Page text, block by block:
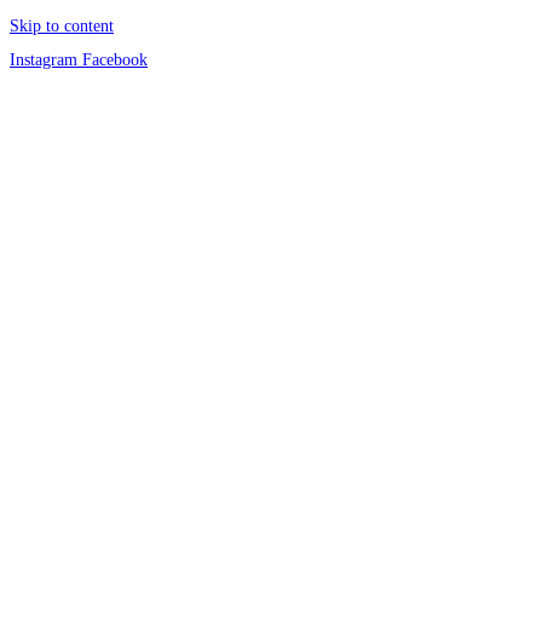
Skip to content
Instagram Facebook